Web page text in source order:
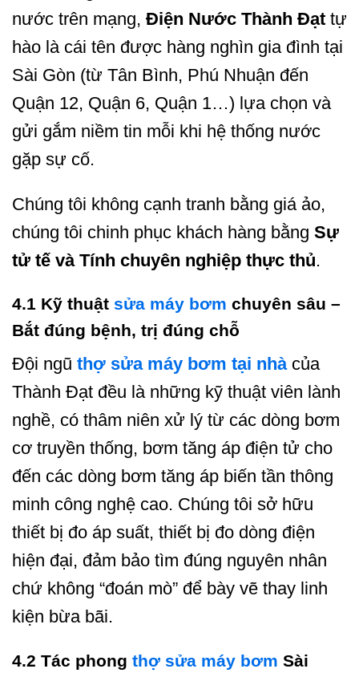
nước trên mạng, Điện Nước Thành Đạt tự
hào là cái tên được hàng nghìn gia đình tại
Sài Gòn (từ Tân Bình, Phú Nhuận đến
Quận 12, Quận 6, Quận 1…) lựa chọn và
gửi gắm niềm tin mỗi khi hệ thống nước
gặp sự cố.
Chúng tôi không cạnh tranh bằng giá ảo,
chúng tôi chinh phục khách hàng bằng Sự
tử tế và Tính chuyên nghiệp thực thủ.
4.1 Kỹ thuật sửa máy bơm chuyên sâu –
Bắt đúng bệnh, trị đúng chỗ
Đội ngũ thợ sửa máy bơm tại nhà của
Thành Đạt đều là những kỹ thuật viên lành
nghề, có thâm niên xử lý từ các dòng bơm
cơ truyền thống, bơm tăng áp điện tử cho
đến các dòng bơm tăng áp biến tần thông
minh công nghệ cao. Chúng tôi sở hữu
thiết bị đo áp suất, thiết bị đo dòng điện
hiện đại, đảm bảo tìm đúng nguyên nhân
chứ không “đoán mò” để bày vẽ thay linh
kiện bừa bãi.
4.2 Tác phong thợ sửa máy bơm Sài